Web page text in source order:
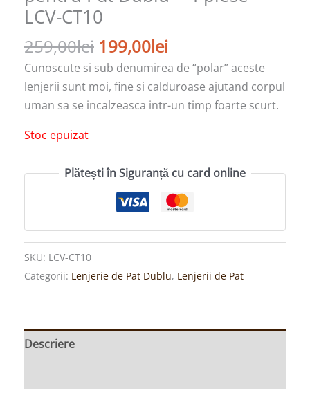
LCV-CT10
259,00lei 199,00lei
Cunoscute si sub denumirea de “polar” aceste
lenjerii sunt moi, fine si calduroase ajutand corpul
uman sa se incalzeasca intr-un timp foarte scurt.
Stoc epuizat
Plătești în Siguranță cu card online
SKU: LCV-CT10
Categorii: Lenjerie de Pat Dublu, Lenjerii de Pat
Descriere